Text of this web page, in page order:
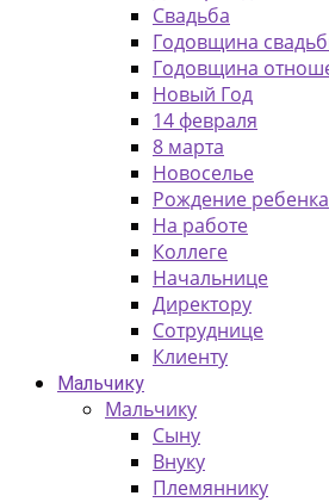
Свадьба
Годовщина
Годовщина
Новый Год
14 февраля
8 марта
Новоселье
Рождение ребенка
На работе
Коллеге
Начальнице
Директору
Сотруднице
Клиенту
Мальчику
Мальчику
Сыну
Внуку
Племяннику